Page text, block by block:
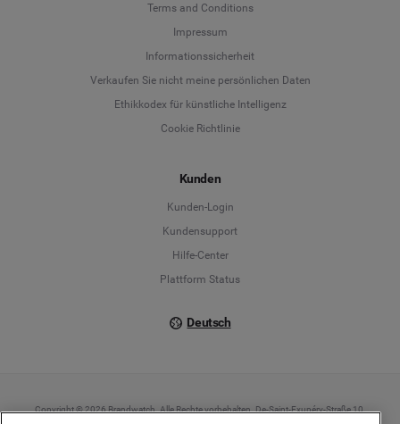
Terms and Conditions
Impressum
Informationssicherheit
Verkaufen Sie nicht meine persönlichen Daten
Ethikkodex für künstliche Intelligenz
Cookie Richtlinie
Kunden
Kunden-Login
Kundensupport
Hilfe-Center
Plattform Status
Deutsch
Deutsch
English
Copyright © 2026 Brandwatch. Alle Rechte vorbehalten. De-Saint-Exupéry-Straße 10,